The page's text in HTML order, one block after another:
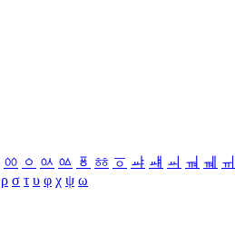
ㆀ ㆁ ㆂ ㆃ ㆄ ㆅ ㆆ ㆇ ㆈ ㆉ ㆊ ㆋ ㆌ
ρ σ τ υ φ χ ψ ω